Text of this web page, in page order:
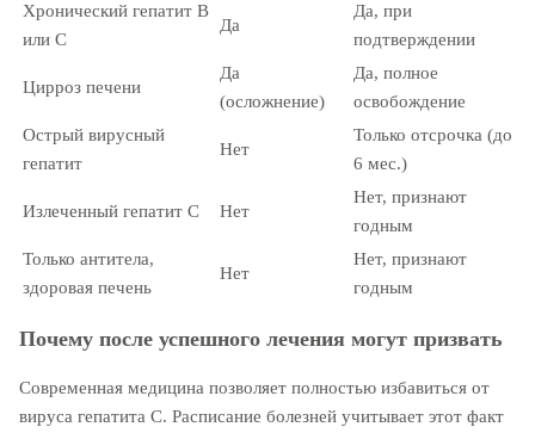
Хронический гепатит B
или C
Да
Да, при
подтверждении
Цирроз печени
Да
(осложнение)
Да, полное
освобождение
Острый вирусный
гепатит
Нет
Только отсрочка (до
6 мес.)
Излеченный гепатит С Нет
Нет, признают
годным
Только антитела,
здоровая печень
Нет
Нет, признают
годным
Почему после успешного лечения могут призвать
Современная медицина позволяет полностью избавиться от
вируса гепатита С. Расписание болезней учитывает этот факт